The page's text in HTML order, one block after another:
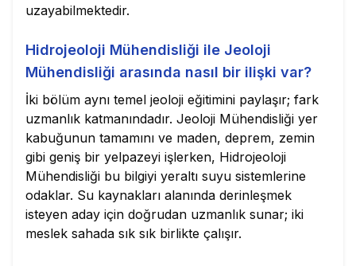
uzayabilmektedir.
Hidrojeoloji Mühendisliği ile Jeoloji
Mühendisliği arasında nasıl bir ilişki var?
İki bölüm aynı temel jeoloji eğitimini paylaşır; fark
uzmanlık katmanındadır. Jeoloji Mühendisliği yer
kabuğunun tamamını ve maden, deprem, zemin
gibi geniş bir yelpazeyi işlerken, Hidrojeoloji
Mühendisliği bu bilgiyi yeraltı suyu sistemlerine
odaklar. Su kaynakları alanında derinleşmek
isteyen aday için doğrudan uzmanlık sunar; iki
meslek sahada sık sık birlikte çalışır.